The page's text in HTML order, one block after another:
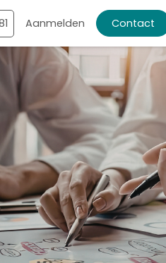
Aanmelden Contact